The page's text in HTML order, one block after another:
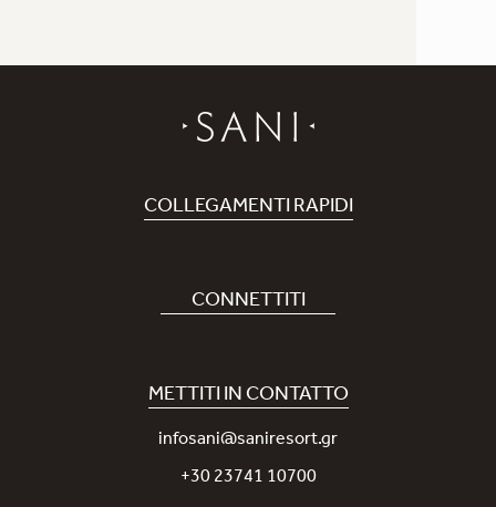
COLLEGAMENTI RAPIDI
Carriere
News
Premi
Matrimoni
CONNETTITI
Sani Rewards
METTITI IN CONTATTO
infosani@saniresort.gr
+30 23741 10700